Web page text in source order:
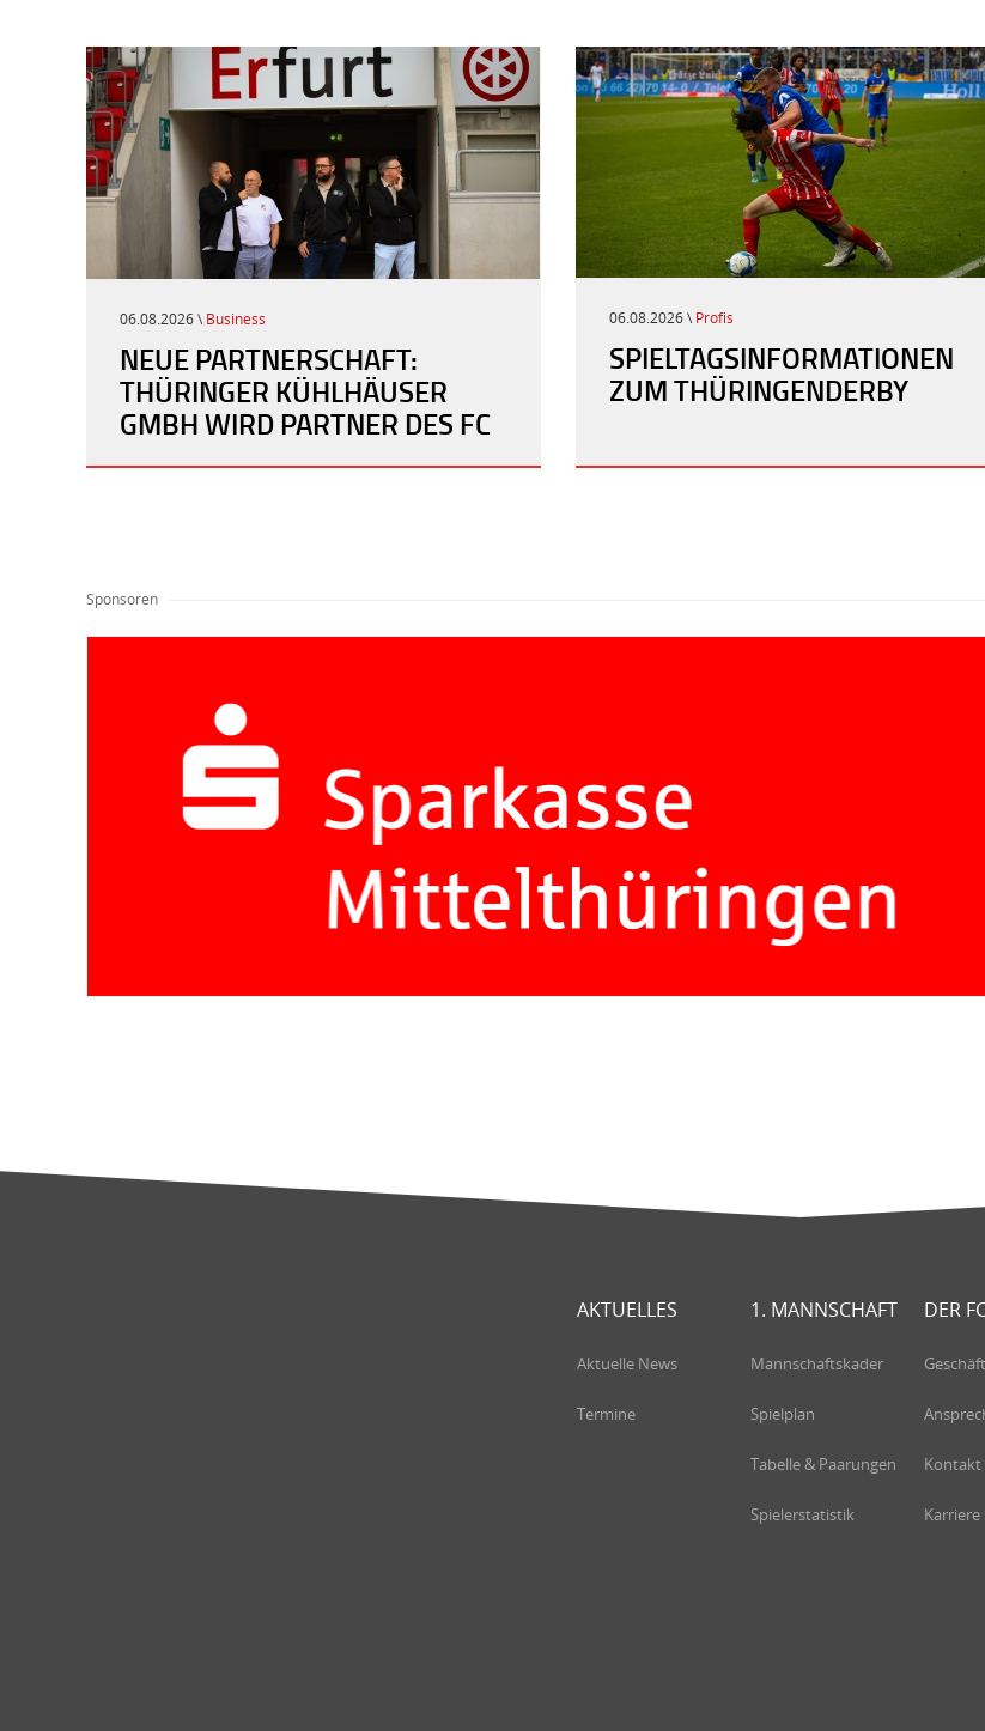
06.08.2026 \ Business
NEUE PARTNERSCHAFT:
THÜRINGER KÜHLHÄUSER
GMBH WIRD PARTNER DES FC
ROT-WEISS ERFURT
06.08.2026 \ Profis
SPIELTAGSINFORMATIONEN
ZUM THÜRINGENDERBY
Sponsoren
AKTUELLES
Aktuelle News
Termine
1. MANNSCHAFT
Mannschaftskader
Spielplan
Tabelle & Paarungen
Spielerstatistik
DER
Kontakt
Karriere